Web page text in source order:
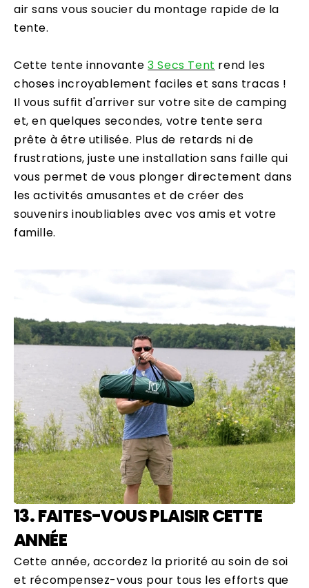
air sans vous soucier du montage rapide de la
tente.
Cette tente innovante3 Secs Tent rend les
choses incroyablement faciles et sans tracas !
Il vous suffit d'arriver sur votre site de camping
et, en quelques secondes, votre tente sera
prête à être utilisée. Plus de retards ni de
frustrations, juste une installation sans faille qui
vous permet de vous plonger directement dans
les activités amusantes et de créer des
souvenirs inoubliables avec vos amis et votre
famille.
13. FAITES-VOUS PLAISIR CETTE
ANNÉE
Cette année, accordez la priorité au soin de soi
et récompensez-vous pour tous les efforts que